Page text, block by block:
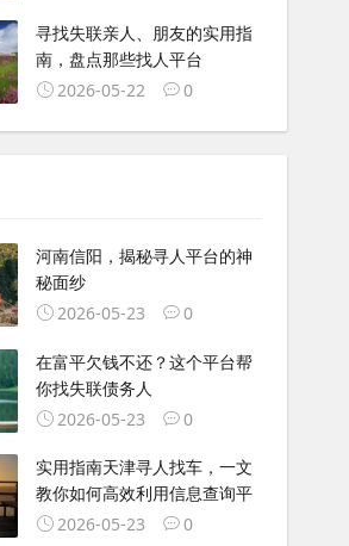
寻找失联亲人、朋友的实用指
南，盘点那些找人平台
2026-05-22
0
河南信阳，揭秘寻人平台的神
秘面纱
2026-05-23
0
在富平欠钱不还？这个平台帮
你找失联债务人
2026-05-23
0
实用指南天津寻人找车，一文
教你如何高效利用信息查询平
2026-05-23
0